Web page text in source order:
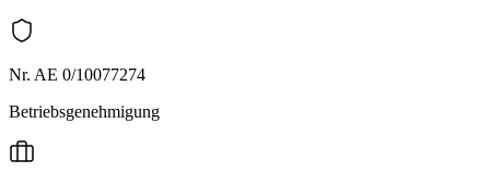
Nr. AE 0/10077274
Betriebsgenehmigung